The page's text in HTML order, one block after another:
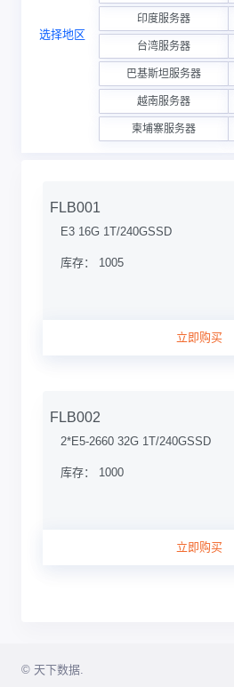
选择地区
印度服务器
台湾服务器
巴基斯坦服务器
越南服务器
柬埔寨服务器
FLB001
E3 16G 1T/240GSSD
库存： 1005
立即购买
FLB002
2*E5-2660 32G 1T/240GSSD
库存： 1000
立即购买
© 天下数据.